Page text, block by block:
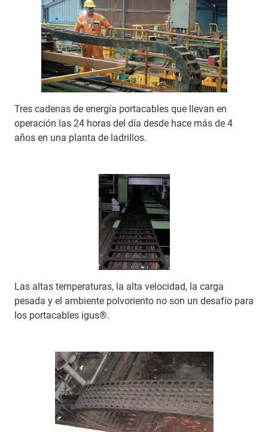
Tres cadenas de energía portacables que llevan en
operación las 24 horas del día desde hace más de 4
años en una planta de ladrillos.
Las altas temperaturas, la alta velocidad, la carga
pesada y el ambiente polvoriento no son un desafío para
los portacables igus®.